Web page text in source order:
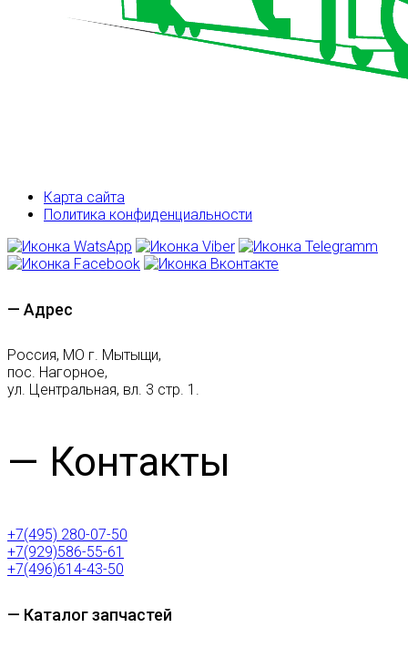
Карта сайта
Политика конфиденциальности
— Адрес
Россия, МО г. Мытыщи,
пос. Нагорное,
ул. Центральная, вл. 3 стр. 1.
— Контакты
+7(495) 280-07-50
+7(929)586-55-61
+7(496)614-43-50
— Каталог запчастей